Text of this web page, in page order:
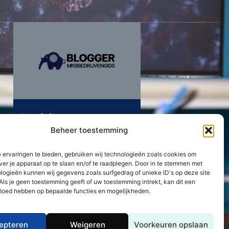
Beheer toestemming
ervaringen te bieden, gebruiken wij technologieën zoals cookies om
je apparaat op te slaan en/of te raadplegen. Door in te stemmen met
kunnen wij gegevens zoals surfgedrag of unieke ID's op deze site
je geen toestemming geeft of uw toestemming intrekt, kan dit een
hebben op bepaalde functies en mogelijkheden.
Weigeren Voorkeuren opslaan
Trend alert: een
telefoonhoesje met koord
Neem contact met ons op